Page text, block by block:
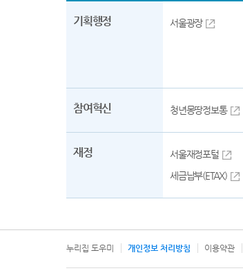
기획행정 서울광장
참여혁신 청년몽땅정보통
재정 서울재정포털
세금납부(ETAX)
누리집 도우미 개인정보 처리방침 이용약관